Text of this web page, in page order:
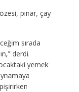
pınar, çay
sırada
derdi.
ocaktaki yemek